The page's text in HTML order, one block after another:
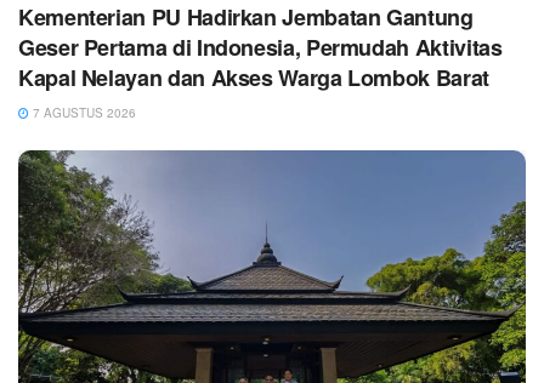
Kementerian PU Hadirkan Jembatan Gantung
Geser Pertama di Indonesia, Permudah Aktivitas
Kapal Nelayan dan Akses Warga Lombok Barat
7 AGUSTUS 2026